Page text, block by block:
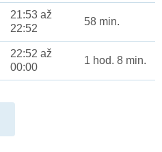
21:53 až
22:52
58 min.
22:52 až
00:00
1 hod. 8 min.